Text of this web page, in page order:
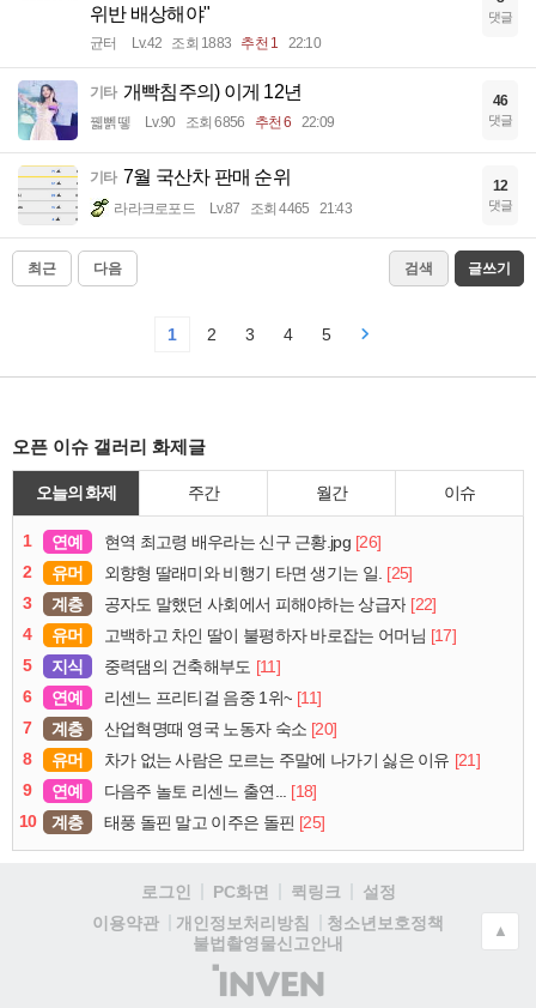
위반 배상해야"
균터 Lv.42 조회 1883 추천 1 22:10
댓글
기타 개빡침주의) 이게 12년
꿻뻵뗗 Lv.90 조회 6856 추천 6 22:09
46
댓글
기타 7월 국산차 판매 순위
라라크로포드 Lv.87 조회 4465 21:43
12
댓글
최근 다음 검색 글쓰기
1 2 3 4 5
오픈 이슈 갤러리 화제글
오늘의 화제 주간 월간 이슈
1 연예 현역 최고령 배우라는 신구 근황.jpg [26]
2
유머 외향형 딸래미와 비행기 타면 생기는 일. [25]
3
계층 공자도 말했던 사회에서 피해야하는 상급자 [22]
4
유머 고백하고 차인 딸이 불평하자 바로잡는 어머님 [17]
5
지식 중력댐의 건축해부도 [11]
6
연예 리센느 프리티걸 음중 1위~ [11]
7
계층 산업혁명때 영국 노동자 숙소 [20]
8
유머 차가 없는 사람은 모르는 주말에 나가기 싫은 이유 [21]
9
연예 다음주 놀토 리센느 출연... [18]
10
계층 태풍 돌핀 말고 이주은 돌핀 [25]
로그인 PC화면 퀵링크
설정
이용약관
개인정보처리방침
청소년보호정책
불법촬영물신고안내
(주)
인
▲